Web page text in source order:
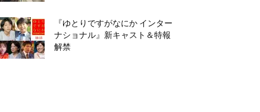
『ゆとりですがなにか インター
ナショナル』新キャスト＆特報
解禁